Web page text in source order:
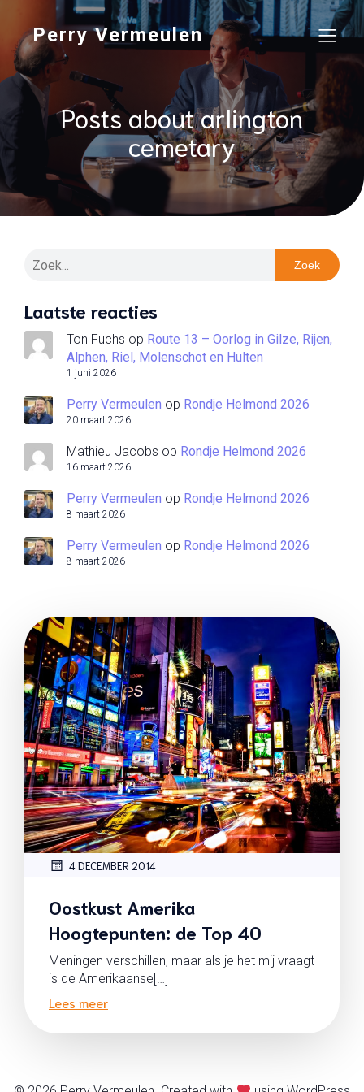
Perry Vermeulen
Posts about arlington
cemetary
Zoek
Laatste reacties
Ton Fuchs op Route 13 – Oorlog in Gilze, Rijen,
Alphen, Riel, Molenschot en Hulten
1 juni 2026
Perry Vermeulen op Rondje Helmond 2026
20 maart 2026
Mathieu Jacobs op Rondje Helmond 2026
16 maart 2026
Perry Vermeulen op Rondje Helmond 2026
8 maart 2026
Perry Vermeulen op Rondje Helmond 2026
8 maart 2026
4 DECEMBER 2014
Oostkust Amerika
Hoogtepunten: de Top 40
Meningen verschillen, maar als je het mij vraagt
is de Amerikaanse[…]
Lees meer